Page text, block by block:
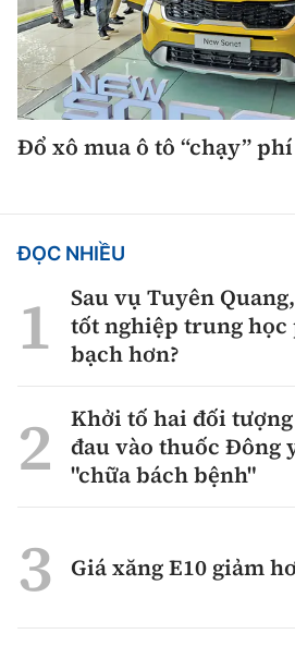
Nhà thầu
Mời thầu - Đấu thầu
Thi viết về GTVT
Gương sáng giao thông
Âm nhạc
Hậu trường sao
360 độ thể thao
Sản phẩm mới
Tư vấn
Thế giới
Thời sự Quốc tế
Hồ sơ tài liệu
Đi ++
Du lịch
Ẩm thực
Video
Khám phá
Camera giao thông
Câu chuyện giao thông
Giải trí - Thể thao
Cơ quan chủ quản: Bộ Xây dựng
Tòa soạn: Số 2 Nguyễn Công
Hà Nội.
Nguyễn Thị Hồng
Nguyễn Đức Thắng, La Đức
Đổ xô mua ô tô “chạy”
ĐỌC NHIỀU
Sau vụ Tuyên
tốt nghiệp trung
bạch hơn?
Khởi tố hai đối
đau vào thuốc Đông
"chữa bách bệnh"
Giá xăng E10 giảm